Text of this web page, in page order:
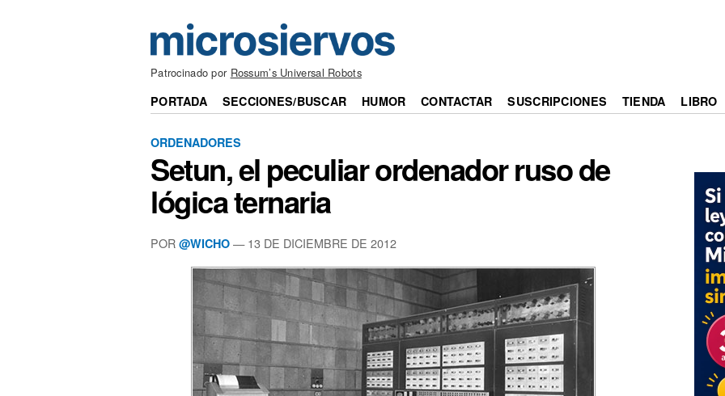
Patrocinado por Rossum’s Universal Robots
PORTADA SECCIONES/BUSCAR HUMOR CONTACTAR SUSCRIPCIONES TIENDA LIBRO
ORDENADORES
Setun, el peculiar ordenador ruso de
lógica ternaria
POR @WICHO — 13 DE DICIEMBRE DE 2012